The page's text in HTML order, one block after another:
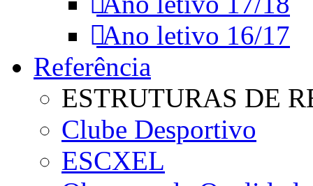
Ano letivo 16/17
Referência
ESTRUTURAS DE
Clube Desportivo
ESCXEL